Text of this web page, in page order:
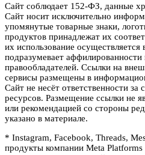
Сайт соблюдает 152-ФЗ, данные
Сайт носит исключительно
упомянутые товарные знаки,
продуктов принадлежат их
их использование
подразумевает
правообладателей. Ссылки на
сервисы размещены в
Сайт не несёт ответственности
ресурсов. Размещение ссылки не
или рекомендацией со стороны
указано в материале.
* Instagram, Facebook, Threads,
продукты компании Meta Platforms